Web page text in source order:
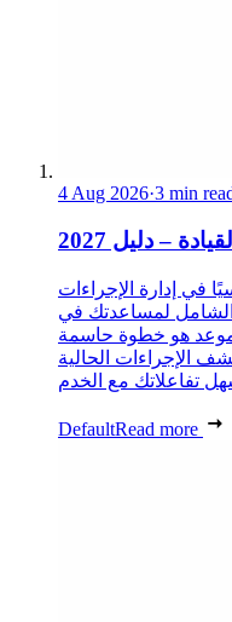
4 Aug 2026·3 min
– دليل 2027
في إدارة الإجراءات
الشامل لمساعدتك في
على موعد هو خطوة حاسمة
الإجراءات الحالية
DefaultRead more